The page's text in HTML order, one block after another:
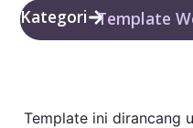
Kategori Template
Template ini dirancang